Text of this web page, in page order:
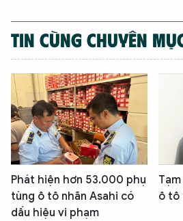
TIN CÙNG CHUYÊN
Phát hiện hơn 53.000 phụ
tùng ô tô nhãn Asahi có
dấu hiệu vi phạm
ô tô